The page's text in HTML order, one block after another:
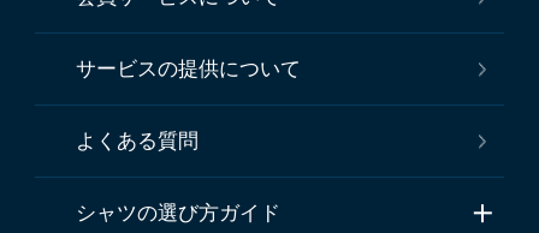
サービスの提供について
よくある質問
シャツの選び方ガイド